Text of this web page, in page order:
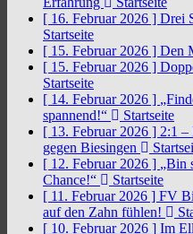
[ 16. Februar 2026 ] Drei
Startseite
[ 15. Februar 2026 ] Den
[ 15. Februar 2026 ]
Startseite
[ 14. Februar 2026 ]
spannend!“
Startseite
[ 13. Februar 2026 ] 2:1 –
gegen Biesingen
[ 12. Februar 2026 ] „Bin
Chance!“
Startseite
[ 11. Februar 2026 ] FV
auf den Zahn fühlen!
[ 10. Februar 2026 ] Im